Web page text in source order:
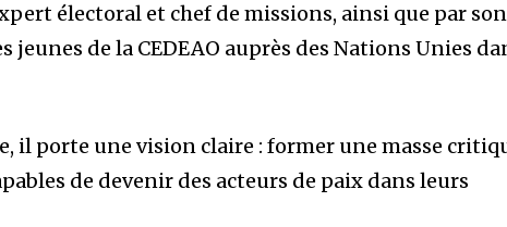
électoral et chef de missions, ainsi que par son
jeunes de la CEDEAO auprès des Nations Unies
il porte une vision claire : former une masse
de devenir des acteurs de paix dans leurs